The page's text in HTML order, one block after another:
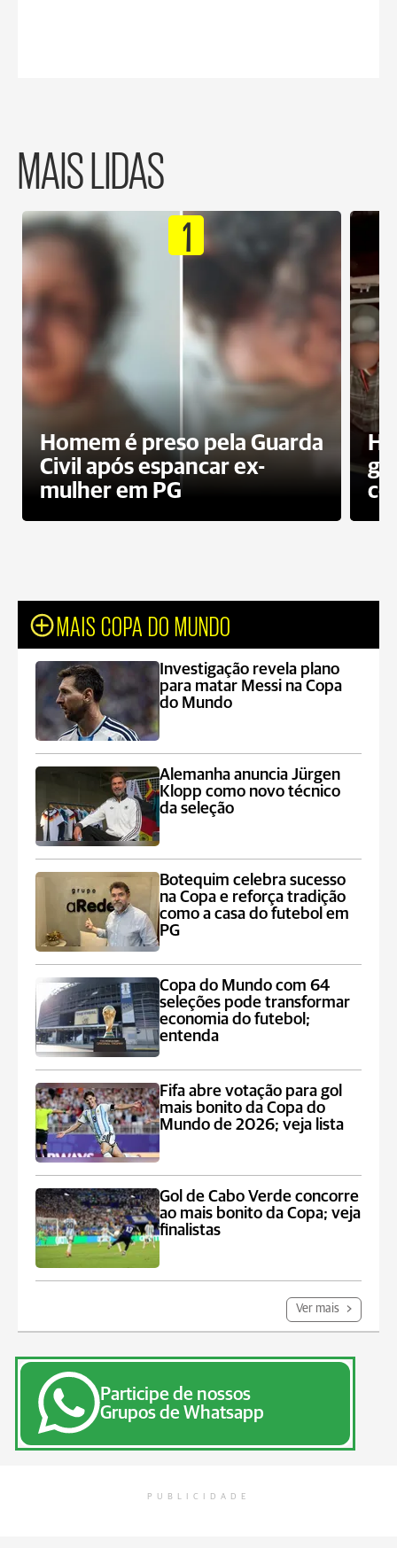
MAIS LIDAS
1
Homem é preso pela Guarda
Civil após espancar ex-
mulher em PG
MAIS COPA DO MUNDO
Investigação revela plano
para matar Messi na Copa
do Mundo
Alemanha anuncia Jürgen
Klopp como novo técnico
da seleção
Botequim celebra sucesso
na Copa e reforça tradição
como a casa do futebol em
PG
Copa do Mundo com 64
seleções pode transformar
economia do futebol;
entenda
Fifa abre votação para gol
mais bonito da Copa do
Mundo de 2026; veja lista
Gol de Cabo Verde concorre
ao mais bonito da Copa; veja
finalistas
Ver mais
Participe de nossos
Grupos de Whatsapp
PUBLICIDADE